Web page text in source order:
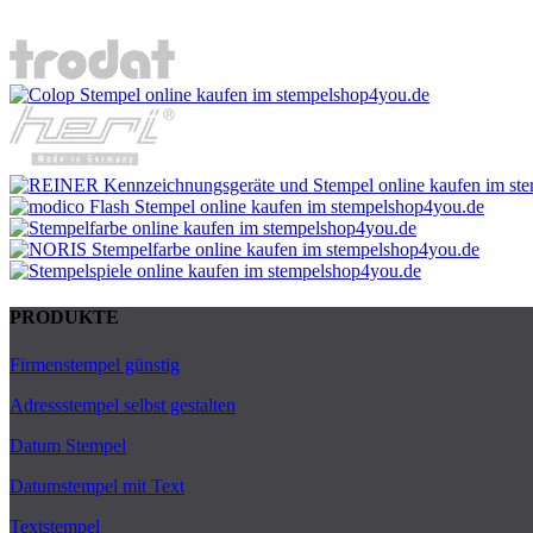
PRODUKTE
Firmenstempel günstig
Adressstempel selbst gestalten
Datum Stempel
Datumstempel mit Text
Textstempel